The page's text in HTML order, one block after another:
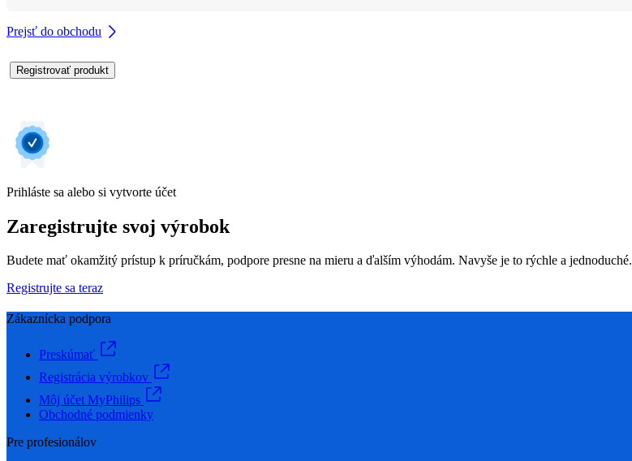
Prejsť do obchodu
Registrovať produkt
Prihláste sa alebo si vytvorte účet
Zaregistrujte svoj výrobok
Budete mať okamžitý prístup k príručkám, podpore presne na mieru a ďalším výhodám. Navyše je to rýchle a jednoduché.
Registrujte sa teraz
Zákaznícka podpora
Preskúmať
Registrácia výrobkov
Môj účet MyPhilips
Obchodné podmienky
Pre profesionálov